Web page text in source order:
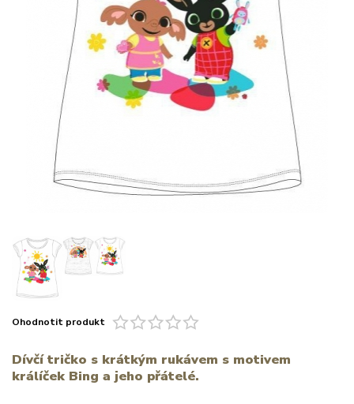
Ohodnotit produkt
Dívčí tričko s krátkým rukávem s motivem
králíček Bing a jeho přátelé.